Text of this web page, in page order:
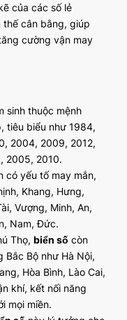
của các số lẻ
thế cân bằng, giúp
cường vận may
sinh thuộc mệnh
tiêu biểu như 1984,
2004, 2009, 2012,
2005, 2010.
có yếu tố may mắn,
Khang, Hưng,
Vượng, Minh, An,
Nam, Đức.
Thọ, biển số còn
Bộ như Hà Nội,
Hòa Bình, Lào Cai,
khí, kết nối năng
mọi miền.